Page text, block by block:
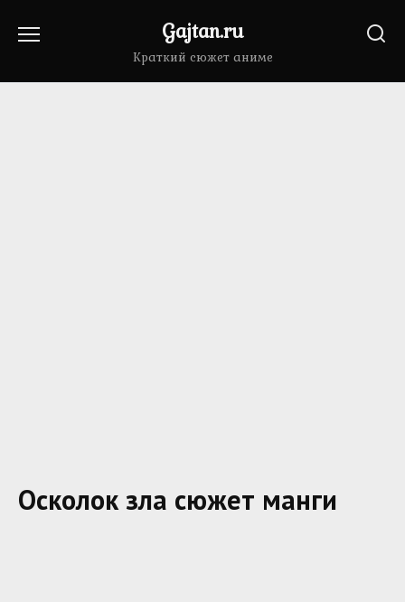
Gajtan.ru
Краткий сюжет аниме
Осколок зла сюжет манги